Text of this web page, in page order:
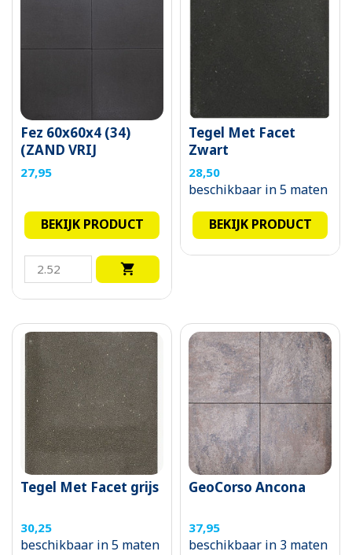
Fez 60x60x4 (34)
(ZAND VRIJ
HOUDEN)
27,95
BEKIJK PRODUCT

Tegel Met Facet
Zwart
28,50
beschikbaar in 5 maten
BEKIJK PRODUCT
Tegel Met Facet grijs
30,25
beschikbaar in 5 maten
GeoCorso Ancona
37,95
beschikbaar in 3 maten